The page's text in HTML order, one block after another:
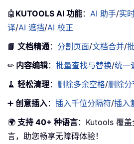
🤖 KUTOOLS AI 功能： AI 助手/实
译/AI 遮挡/AI 校正
📘 文档精通： 分割页面/文档合并/
✏ 内容编辑： 批量查找与替换/统一
🧹 轻松清理： 删除多余空格/删除分
➕ 创意插入： 插入千位分隔符/插入
🌍 支持 40+ 种语言：Kutools 覆
言，助您畅享无障碍体验！